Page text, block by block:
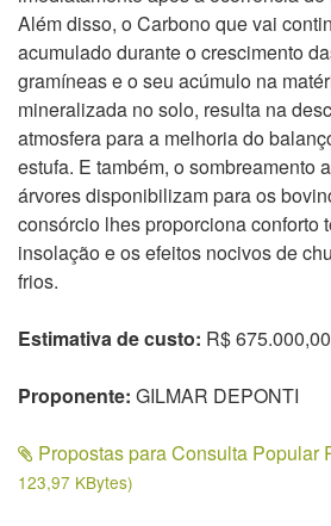
Além disso, o Carbono que vai
acumulado durante o crescimento
gramíneas e o seu acúmulo na
mineralizada no solo, resulta na
atmosfera para a melhoria do
estufa. E também, o sombreamento
árvores disponibilizam para os
consórcio lhes proporciona conforto
insolação e os efeitos nocivos de
frios.
Estimativa de custo: R$ 675.000,00
Proponente: GILMAR DEPONTI
Propostas para Consulta Popular
123,97 KBytes)